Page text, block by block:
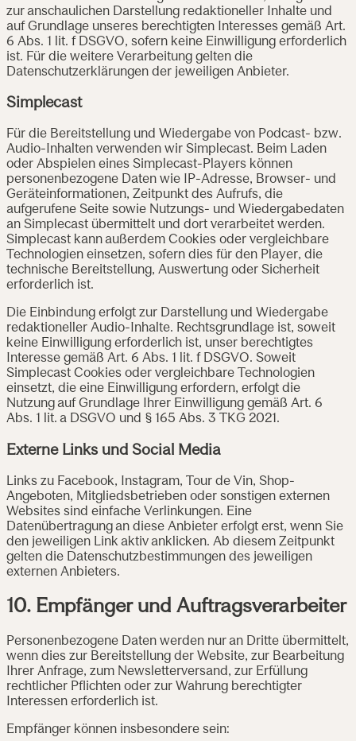
zur anschaulichen Darstellung redaktioneller Inhalte und
auf Grundlage unseres berechtigten Interesses gemäß Art.
6 Abs. 1 lit. f DSGVO, sofern keine Einwilligung erforderlich
ist. Für die weitere Verarbeitung gelten die
Datenschutzerklärungen der jeweiligen Anbieter.
Simplecast
Für die Bereitstellung und Wiedergabe von Podcast- bzw.
Audio-Inhalten verwenden wir Simplecast. Beim Laden
oder Abspielen eines Simplecast-Players können
personenbezogene Daten wie IP-Adresse, Browser- und
Geräteinformationen, Zeitpunkt des Aufrufs, die
aufgerufene Seite sowie Nutzungs- und Wiedergabedaten
an Simplecast übermittelt und dort verarbeitet werden.
Simplecast kann außerdem Cookies oder vergleichbare
Technologien einsetzen, sofern dies für den Player, die
technische Bereitstellung, Auswertung oder Sicherheit
erforderlich ist.
Die Einbindung erfolgt zur Darstellung und Wiedergabe
redaktioneller Audio-Inhalte. Rechtsgrundlage ist, soweit
keine Einwilligung erforderlich ist, unser berechtigtes
Interesse gemäß Art. 6 Abs. 1 lit. f DSGVO. Soweit
Simplecast Cookies oder vergleichbare Technologien
einsetzt, die eine Einwilligung erfordern, erfolgt die
Nutzung auf Grundlage Ihrer Einwilligung gemäß Art. 6
Abs. 1 lit. a DSGVO und § 165 Abs. 3 TKG 2021.
Externe Links und Social Media
Links zu Facebook, Instagram, Tour de Vin, Shop-
Angeboten, Mitgliedsbetrieben oder sonstigen externen
Websites sind einfache Verlinkungen. Eine
Datenübertragung an diese Anbieter erfolgt erst, wenn Sie
den jeweiligen Link aktiv anklicken. Ab diesem Zeitpunkt
gelten die Datenschutzbestimmungen des jeweiligen
externen Anbieters.
10. Empfänger und Auftragsverarbeiter
Personenbezogene Daten werden nur an Dritte übermittelt,
wenn dies zur Bereitstellung der Website, zur Bearbeitung
Ihrer Anfrage, zum Newsletterversand, zur Erfüllung
rechtlicher Pflichten oder zur Wahrung berechtigter
Interessen erforderlich ist.
Empfänger können insbesondere sein: